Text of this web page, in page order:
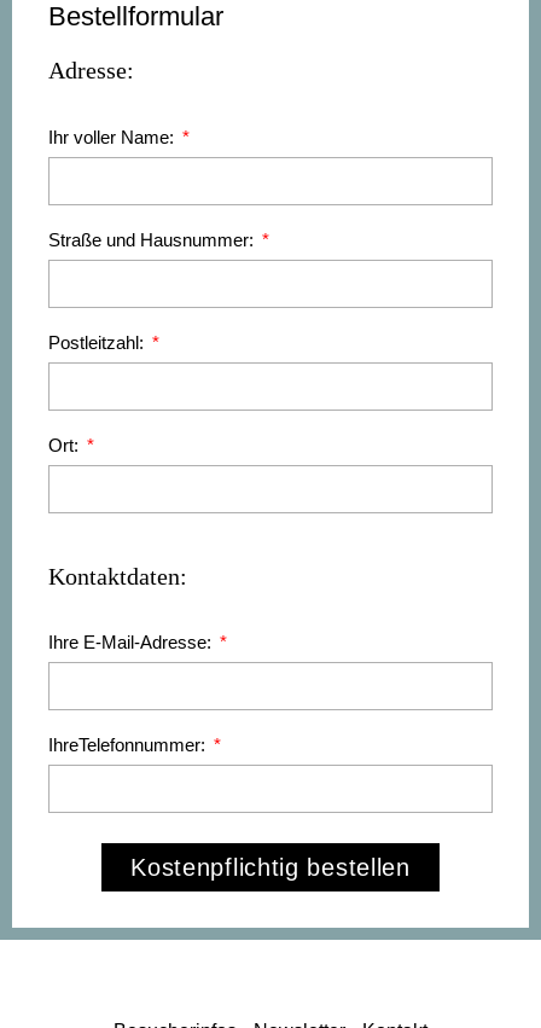
Bestellformular
Adresse:
Ihr voller Name:
Straße und Hausnummer:
Postleitzahl:
Ort:
Kontaktdaten:
Ihre E-Mail-Adresse:
IhreTelefonnummer:
Kostenpflichtig bestellen